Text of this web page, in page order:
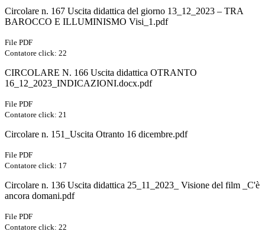
Circolare n. 167 Uscita didattica del giorno 13_12_2023 – TRA
BAROCCO E ILLUMINISMO Visi_1.pdf
File PDF
Contatore click: 22
CIRCOLARE N. 166 Uscita didattica OTRANTO
16_12_2023_INDICAZIONI.docx.pdf
File PDF
Contatore click: 21
Circolare n. 151_Uscita Otranto 16 dicembre.pdf
File PDF
Contatore click: 17
Circolare n. 136 Uscita didattica 25_11_2023_ Visione del film _C'è
ancora domani.pdf
File PDF
Contatore click: 22